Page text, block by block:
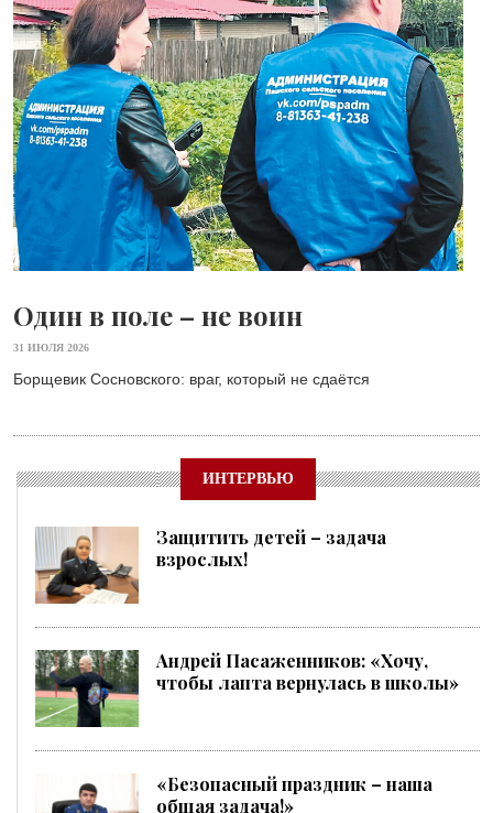
Один в поле – не воин
31 ИЮЛЯ 2026
Борщевик Сосновского: враг, который не сдаётся
ИНТЕРВЬЮ
Защитить детей – задача
взрослых!
Андрей Пасаженников: «Хочу,
чтобы лапта вернулась в школы»
«Безопасный праздник – наша
общая задача!»